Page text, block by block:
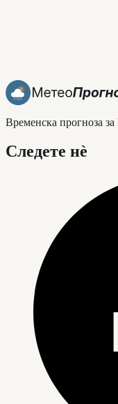
Временска прогноза
Следете нè